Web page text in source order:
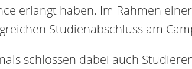
erlangt haben. Im Rahmen
Studienabschluss am
schlossen dabei auch